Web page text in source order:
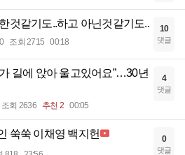
것같기도..하고 아닌것같기도..
조회 2715 00:18
10
댓글
길에 앉아 울고있어요”…30년
조회 2636 추천 2 00:05
4
댓글
쑥쑥 이채영 백지헌 0
댓글